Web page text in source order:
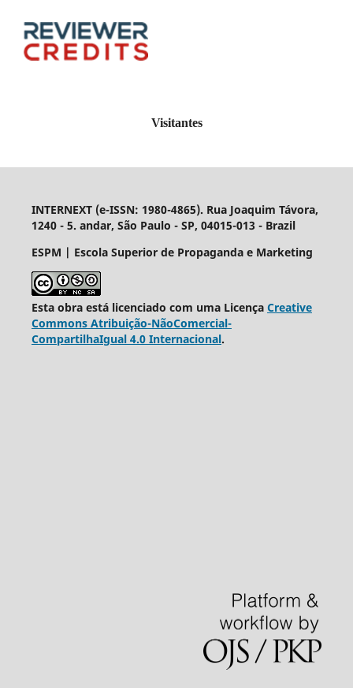
Visitantes
INTERNEXT (e-ISSN: 1980-4865). Rua Joaquim Távora,
1240 - 5. andar, São Paulo - SP, 04015-013 - Brazil
ESPM | Escola Superior de Propaganda e Marketing
Esta obra está licenciado com uma Licença Creative
Commons Atribuição-NãoComercial-
CompartilhaIgual 4.0 Internacional.